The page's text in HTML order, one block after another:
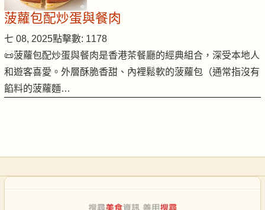
菠蘿包配炒蛋與餐肉
七 08, 2025點擊數: 1178
📜菠蘿包配炒蛋與餐肉是香港茶餐廳的經典組合，深受本地人
和遊客喜愛。外層酥脆香甜、內裡鬆軟的菠蘿包（通常指沒有
餡料的菠蘿麵…